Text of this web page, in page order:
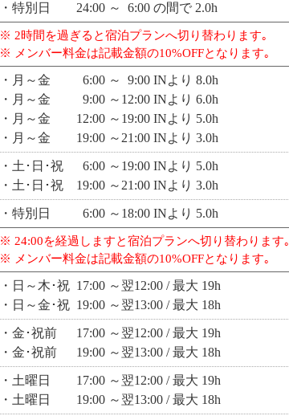
・特別日 24:00 ～ 6:00 の間で 2.0h
※ 2時間を過ぎると宿泊プランへ切り替わります｡
※ メンバー料金は記載金額の10%OFFとなります｡
・月～金 6:00 ～ 9:00 INより 8.0h
・月～金 9:00 ～12:00 INより 6.0h
・月～金 12:00 ～19:00 INより 5.0h
・月～金 19:00 ～21:00 INより 3.0h
・土･日･祝 6:00 ～19:00 INより 5.0h
・土･日･祝 19:00 ～21:00 INより 3.0h
・特別日 6:00 ～18:00 INより 5.0h
※ 24:00を経過しますと宿泊プランへ切り替わります｡
※ メンバー料金は記載金額の10%OFFとなります｡
・日～木･祝 17:00 ～翌12:00 / 最大 19h
・日～金･祝 19:00 ～翌13:00 / 最大 18h
・金･祝前 17:00 ～翌12:00 / 最大 19h
・金･祝前 19:00 ～翌13:00 / 最大 18h
・土曜日 17:00 ～翌12:00 / 最大 19h
・土曜日 19:00 ～翌13:00 / 最大 18h